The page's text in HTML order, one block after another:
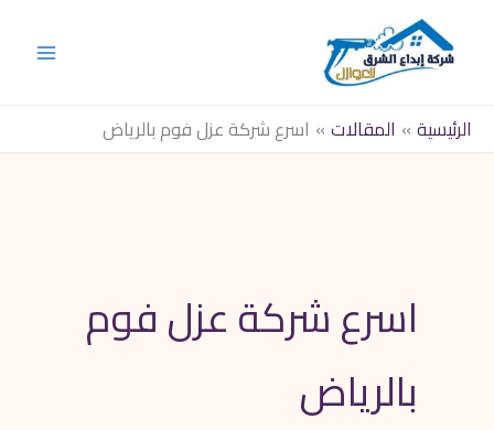
الرئيسية
المقالات اسرع شركة عزل فوم بالرياض
اسرع شركة عزل فوم
بالرياض